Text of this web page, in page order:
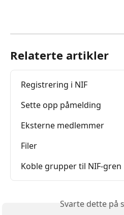
Relaterte artikler
Registrering i NIF
Sette opp påmelding
Eksterne medlemmer
Filer
Koble grupper til NIF-gren
Svarte dette på